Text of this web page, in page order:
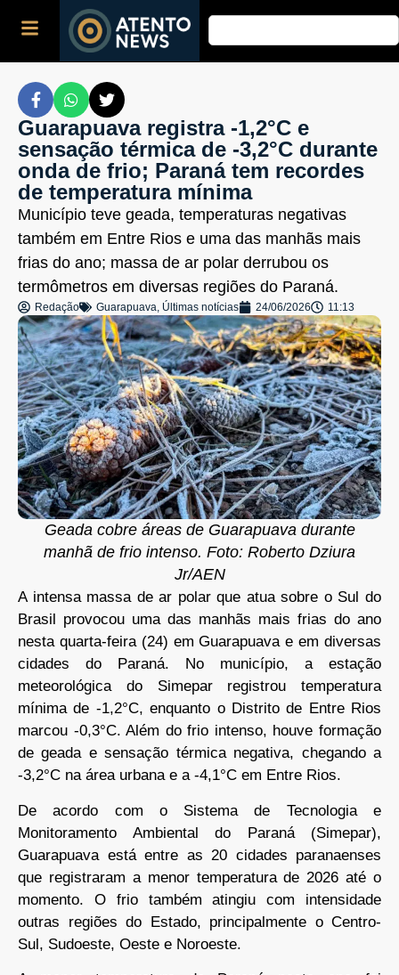
Guarapuava registra -1,2°C e
sensação térmica de -3,2°C durante
onda de frio; Paraná tem recordes
de temperatura mínima
Município teve geada, temperaturas negativas
também em Entre Rios e uma das manhãs mais
frias do ano; massa de ar polar derrubou os
termômetros em diversas regiões do Paraná.
Redação Guarapuava, Últimas notícias 24/06/2026 11:13
Geada cobre áreas de Guarapuava durante
manhã de frio intenso. Foto: Roberto Dziura
Jr/AEN
A intensa massa de ar polar que atua sobre o Sul do
Brasil provocou uma das manhãs mais frias do ano
nesta quarta-feira (24) em Guarapuava e em diversas
cidades do Paraná. No município, a estação
meteorológica do Simepar registrou temperatura
mínima de -1,2°C, enquanto o Distrito de Entre Rios
marcou -0,3°C. Além do frio intenso, houve formação
de geada e sensação térmica negativa, chegando a
-3,2°C na área urbana e a -4,1°C em Entre Rios.
De acordo com o Sistema de Tecnologia e
Monitoramento Ambiental do Paraná (Simepar),
Guarapuava está entre as 20 cidades paranaenses
que registraram a menor temperatura de 2026 até o
momento. O frio também atingiu com intensidade
outras regiões do Estado, principalmente o Centro-
Sul, Sudoeste, Oeste e Noroeste.